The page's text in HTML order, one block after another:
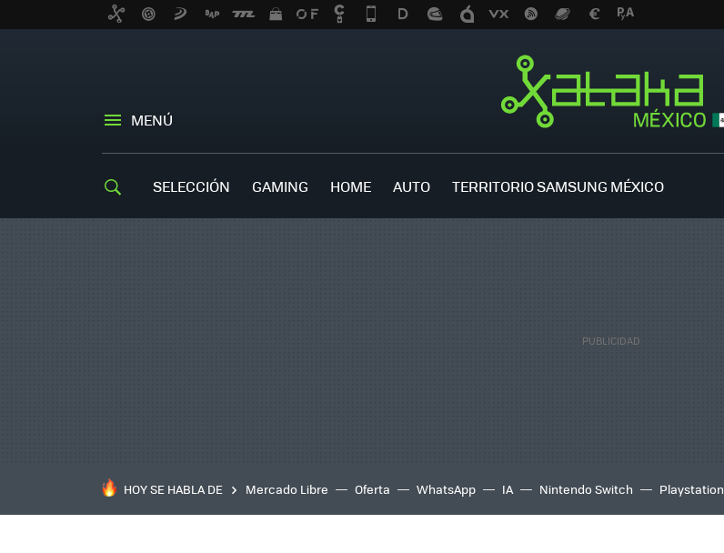
MENÚ
SELECCIÓN GAMING HOME AUTO TERRITORIO SAMSUNG MÉXICO
HOY SE HABLA DE Mercado Libre Oferta WhatsApp IA Nintendo Switch Playstation